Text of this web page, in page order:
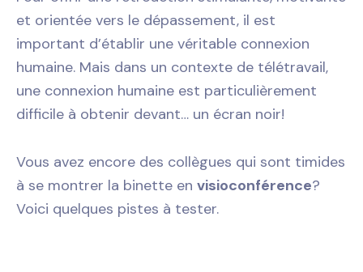
et orientée vers le dépassement, il est
important d’établir une véritable connexion
humaine. Mais dans un contexte de télétravail,
une connexion humaine est particulièrement
difficile à obtenir devant… un écran noir!
Vous avez encore des collègues qui sont timides
à se montrer la binette en visioconférence?
Voici quelques pistes à tester.